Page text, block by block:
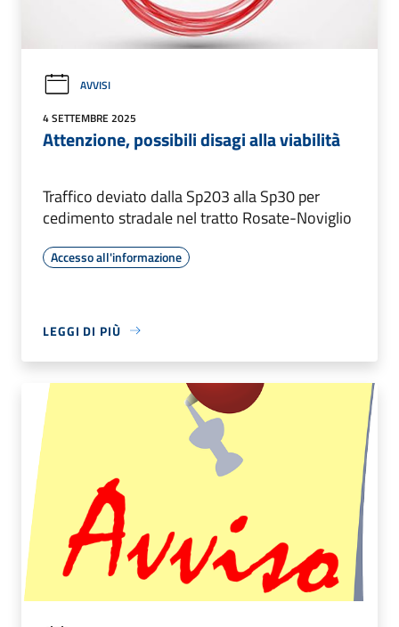
AVVISI
4 SETTEMBRE 2025
Attenzione, possibili disagi alla viabilità
Traffico deviato dalla Sp203 alla Sp30 per
cedimento stradale nel tratto Rosate-Noviglio
Accesso all'informazione
LEGGI DI PIÙ